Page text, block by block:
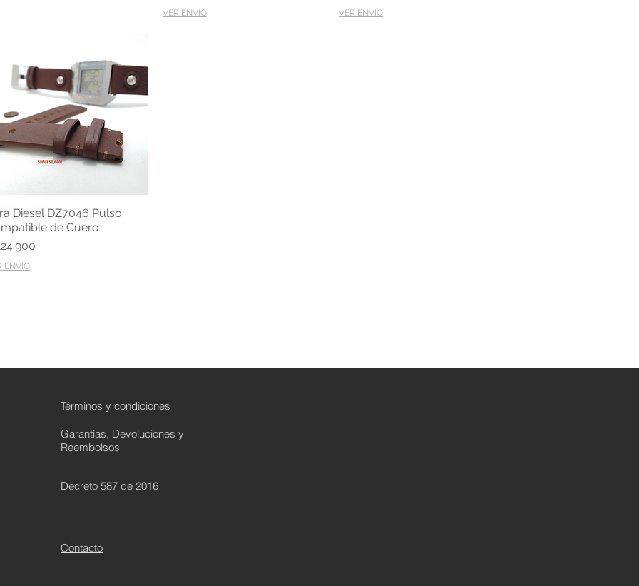
VER ENVÍO VER ENVÍO
Vista rápida
Diesel DZ7046 Pulso
de Cuero
ENVÍO
Términos y condiciones
Garantías, Devoluciones y
Reembolsos
Decreto 587 de 2016
Contacto